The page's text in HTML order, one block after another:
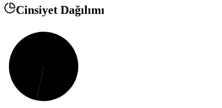
Cinsiyet Dağılımı